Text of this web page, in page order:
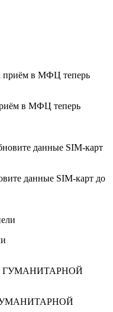
в МФЦ теперь
данные SIM-карт до